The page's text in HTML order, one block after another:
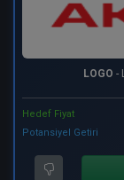
LOGO -
Hedef Fiyat
Potansiyel Getiri